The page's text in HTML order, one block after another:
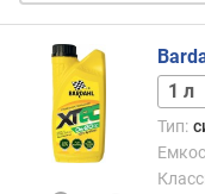
о
и
м
о
т
5 л
Тип: